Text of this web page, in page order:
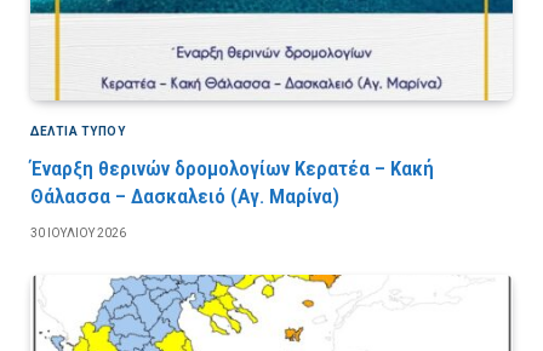
ΔΕΛΤΙΑ ΤΥΠΟΥ
Έναρξη θερινών δρομολογίων Κερατέα – Κακή
Θάλασσα – Δασκαλειό (Αγ. Μαρίνα)
30 ΙΟΥΛΊΟΥ 2026